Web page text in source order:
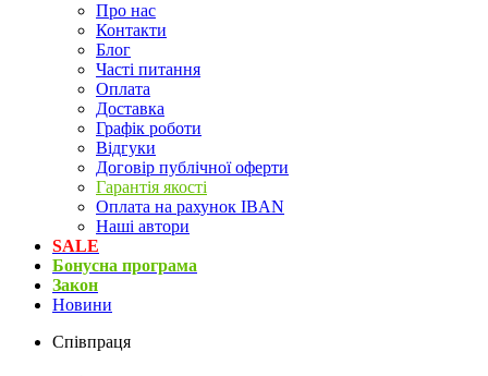
Про нас
Контакти
Блог
Часті питання
Оплата
Доставка
Графік роботи
Відгуки
Договір публічної оферти
Гарантія якості
Оплата на рахунок IBAN
Наші автори
SALE
Бонусна програма
Закон
Новини
Співпраця